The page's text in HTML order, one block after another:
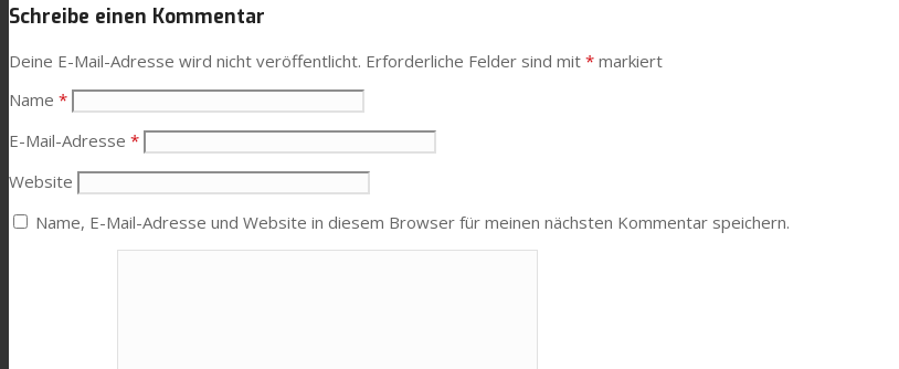
Zertifikate
Schreibe einen Kommentar
Deine E-Mail-Adresse wird nicht veröffentlicht. Erforderliche Felder sind mit * markiert
Name *
E-Mail-Adresse *
Website
Name, E-Mail-Adresse und Website in diesem Browser für meinen nächsten Kommentar speichern.